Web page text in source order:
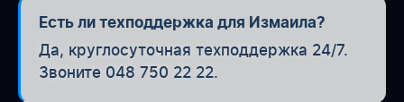
Есть ли техподдержка для Измаила?
Да, круглосуточная техподдержка 24/7.
Звоните 048 750 22 22.